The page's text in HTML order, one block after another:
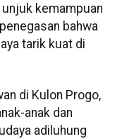
kemampuan
bahwa
tarik kuat di
di Kulon Progo,
anak dan
adiluhung